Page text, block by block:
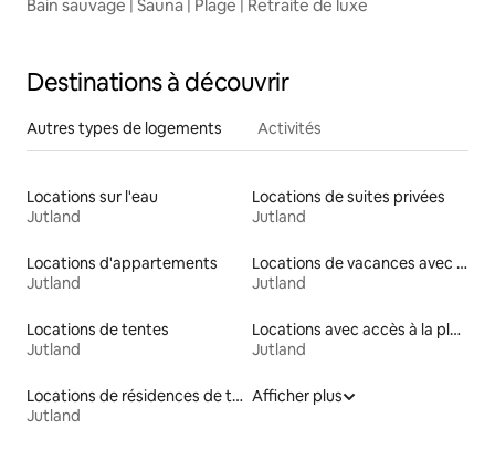
Bain sauvage | Sauna | Plage | Retraite de luxe
Destinations à découvrir
Autres types de logements Activités
Locations sur l'eau
Jutland
Locations de suites privées
Jutland
Locations d'appartements
Jutland
Locations de vacances avec piscine
Jutland
Locations de tentes
Jutland
Locations avec accès à la plage
Jutland
Locations de résidences de tourisme
Jutland
Afficher plus